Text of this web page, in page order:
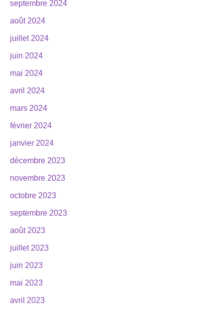
septembre 2024
août 2024
juillet 2024
juin 2024
mai 2024
avril 2024
mars 2024
février 2024
janvier 2024
décembre 2023
novembre 2023
octobre 2023
septembre 2023
août 2023
juillet 2023
juin 2023
mai 2023
avril 2023